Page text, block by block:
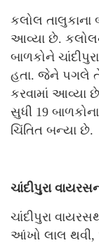
કલોલ તાલુકાના
આવ્યા છે.
બાળકોને
હતા. જેને પગલે
કરવામાં આવ્યા
સુધી 19
ચિંતિત બન્યા છે.
ચાંદીપુરા
ચાંદીપુરા
આંખો લાલ થવી,